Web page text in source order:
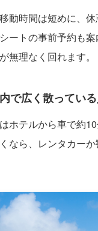
動時間は短めに、
ートの事前予約も
無理なく回れます。
で広く散ってい
ホテルから車で約
なら、レンタカー